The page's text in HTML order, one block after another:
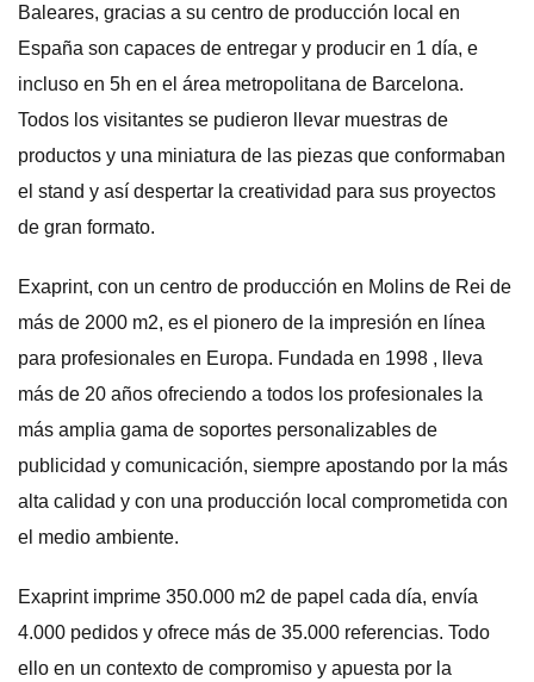
Baleares, gracias a su centro de producción local en
España son capaces de entregar y producir en 1 día, e
incluso en 5h en el área metropolitana de Barcelona.
Todos los visitantes se pudieron llevar muestras de
productos y una miniatura de las piezas que conformaban
el stand y así despertar la creatividad para sus proyectos
de gran formato.
Exaprint, con un centro de producción en Molins de Rei de
más de 2000 m2, es el pionero de la impresión en línea
para profesionales en Europa. Fundada en 1998 , lleva
más de 20 años ofreciendo a todos los profesionales la
más amplia gama de soportes personalizables de
publicidad y comunicación, siempre apostando por la más
alta calidad y con una producción local comprometida con
el medio ambiente.
Exaprint imprime 350.000 m2 de papel cada día, envía
4.000 pedidos y ofrece más de 35.000 referencias. Todo
ello en un contexto de compromiso y apuesta por la